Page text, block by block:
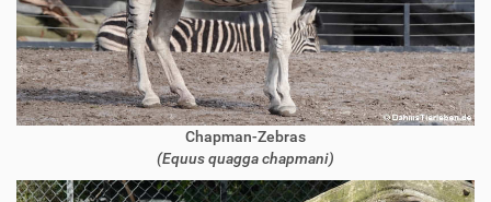
Chapman-Zebras
(Equus quagga chapmani)